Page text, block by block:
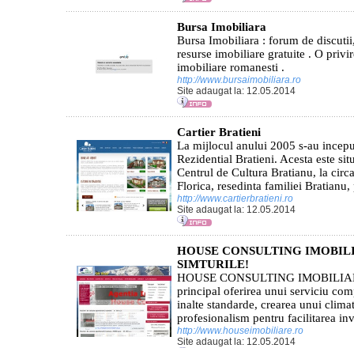
Bursa Imobiliara
Bursa Imobiliara : forum de
resurse imobiliare gratuite . O
imobiliare romanesti .
http://www.bursaimobiliara.ro
Site adaugat la: 12.05.2014
Cartier Bratieni
La mijlocul anului 2005 s-au
Rezidential Bratieni. Acesta este
Centrul de Cultura Bratianu, la
Florica, resedinta familiei Bratianu,
http://www.cartierbratieni.ro
Site adaugat la: 12.05.2014
HOUSE CONSULTING
SIMTURILE!
HOUSE CONSULTING
principal oferirea unui serviciu
inalte standarde, crearea unui
profesionalism pentru facilitarea
http://www.houseimobiliare.ro
Site adaugat la: 12.05.2014